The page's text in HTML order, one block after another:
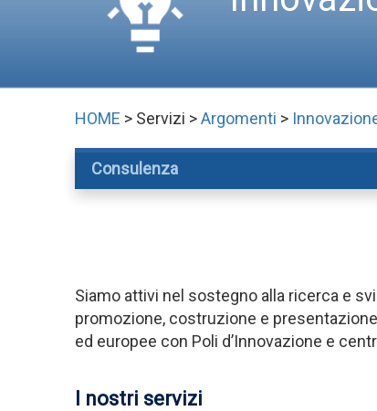
HOME > Servizi >Argomenti >
Consulenza
Siamo attivi nel sostegno alla ricerca e
promozione, costruzione e
ed europee con Poli d’Innovazione e
I nostri servizi